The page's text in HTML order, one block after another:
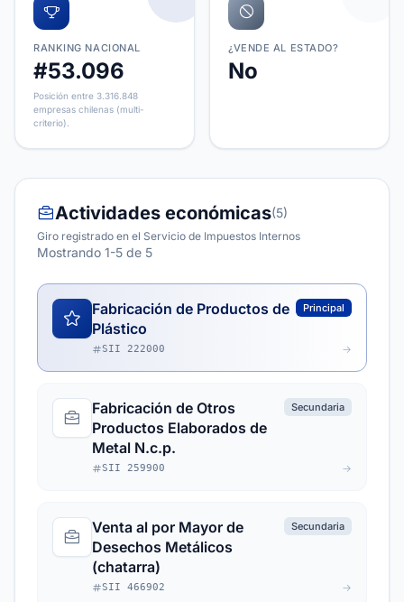
RANKING NACIONAL
#53.096
Posición entre 3.316.848
empresas chilenas (multi-
criterio).
¿VENDE AL ESTADO?
No
Actividades económicas(5)
Giro registrado en el Servicio de Impuestos Internos
Mostrando 1-5 de 5
Fabricación de Productos de
Plástico
Principal
SII 222000
Fabricación de Otros
Productos Elaborados de
Metal N.c.p.
Secundaria
SII 259900
Venta al por Mayor de
Desechos Metálicos
(chatarra)
Secundaria
SII 466902